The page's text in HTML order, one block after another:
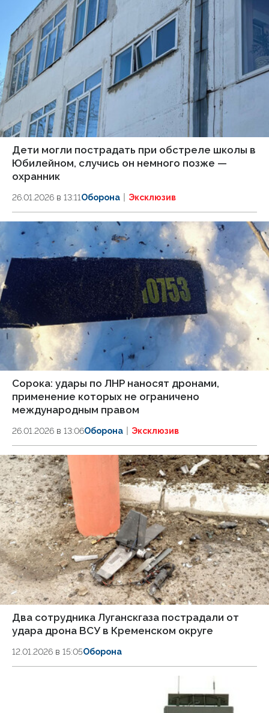
Дети могли пострадать при обстреле школы в
Юбилейном, случись он немного позже —
охранник
26.01.2026 в 13:11Оборона Эксклюзив
Сорока: удары по ЛНР наносят дронами,
применение которых не ограничено
международным правом
26.01.2026 в 13:06Оборона Эксклюзив
Два сотрудника Луганскгаза пострадали от
удара дрона ВСУ в Кременском округе
12.01.2026 в 15:05Оборона